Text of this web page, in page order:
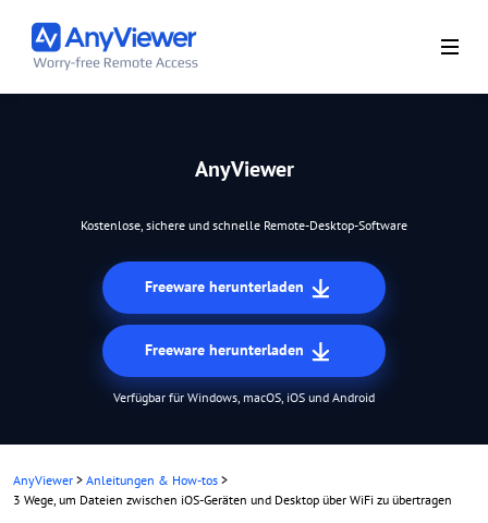
AnyViewer
Kostenlose, sichere und schnelle Remote-Desktop-Software
Freeware herunterladen
Freeware herunterladen
Verfügbar für Windows, macOS, iOS und Android
AnyViewer > Anleitungen & How-tos >
3 Wege, um Dateien zwischen iOS-Geräten und Desktop über WiFi zu übertragen